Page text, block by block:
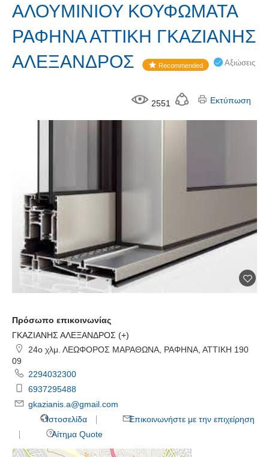
ΑΛΟΥΜΙΝΙΟΥ ΚΟΥΦΩΜΑΤΑ
ΡΑΦΗΝΑ ΑΤΤΙΚΗ ΓΚΑΖΙΑΝΗΣ
ΑΛΕΞΑΝΔΡΟΣ
Recommended Αξιώσεις
2551 Εκτύπωση
Πρόσωπο επικοινωνίας
ΓΚΑΖΙΑΝΗΣ ΑΛΕΞΑΝΔΡΟΣ (+)
24ο χλμ. ΛΕΩΦΟΡΟΣ ΜΑΡΑΘΩΝΑ, ΡΑΦΗΝΑ, ΑΤΤΙΚΗ 190
09
2294032300
6937295488
gkazianis.a@gmail.com
Ιστοσελίδα
Επικοινωνήστε με την επιχείρηση
Αίτημα Quote